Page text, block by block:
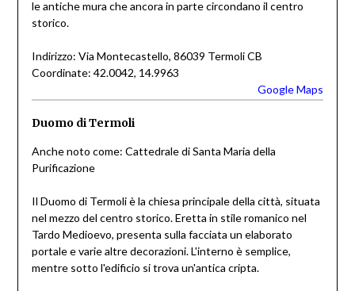
le antiche mura che ancora in parte circondano il centro
storico.
Indirizzo: Via Montecastello, 86039 Termoli CB
Coordinate: 42.0042, 14.9963
Google Maps
Duomo di Termoli
Anche noto come: Cattedrale di Santa Maria della
Purificazione
Il Duomo di Termoli è la chiesa principale della città, situata
nel mezzo del centro storico. Eretta in stile romanico nel
Tardo Medioevo, presenta sulla facciata un elaborato
portale e varie altre decorazioni. L'interno è semplice,
mentre sotto l'edificio si trova un'antica cripta.